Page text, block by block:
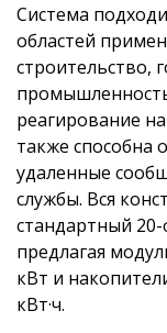
Система
областей
реагирование
также способна
удаленные
службы. Вся
стандартный
предлагая
кВт и
кВт·ч.